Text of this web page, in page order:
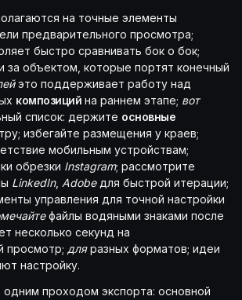
на точные элементы
предварительного просмотра;
быстро сравнивать бок о бок;
за объектом, которые портят конечный
это поддерживает работу над
композиций на раннем этапе; вот
список: держите основные
избегайте размещения у краев;
мобильным устройствам;
обрезки Instagram; рассмотрите
LinkedIn, Adobeдля быстрой итерации;
управления для точной настройки
файлы водяными знаками после
несколько секунд на
просмотр; дляразных форматов; идеи
настройку.
проходом экспорта: основной